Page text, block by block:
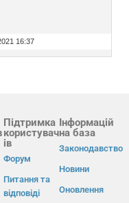
16:37
Підтримка
користувач
ів
Форум
Питання та
відповіді
Інформацій
на база
Законодавство
Новини
Оновлення